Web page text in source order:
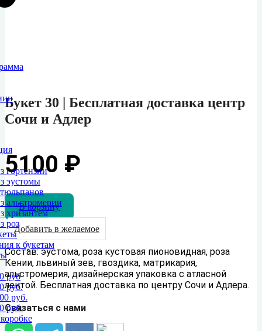
гортензии
эустомы
альстромерии
хризантем
роз
к букетам
руб
руб.
руб.
руб.
Букет 30 | Бесплатная доставка центр
Сочи и Адлер
5100 ₽
В корзину
Добавить в желаемое
Состав: эустома, роза кустовая пионовидная, роза
Кении, львиный зев, гвоздика, матрикария,
альстромерия, дизайнерская упаковка с атласной
лентой. Бесплатная доставка по центру Сочи и Адлера.
Связаться с нами